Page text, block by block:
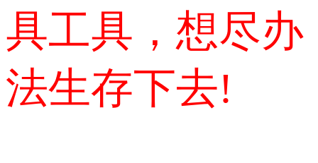
具工具，想尽办
法生存下去!